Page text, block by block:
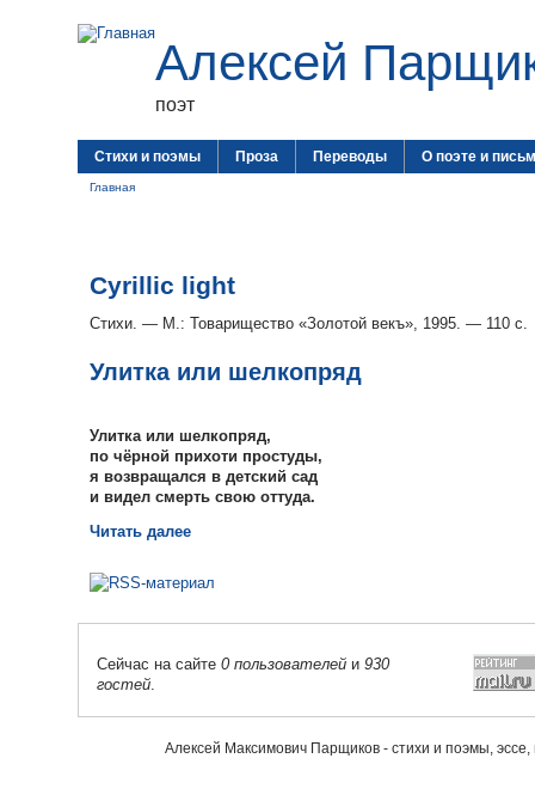
Алексей
поэт
Стихи и поэмы Проза Переводы О поэте и
Главная
Cyrillic light
Стихи. — М.: Товарищество «Золотой векъ», 1995. — 110 с.
Улитка или шелкопряд
Улитка или шелкопряд,
по чёрной прихоти простуды,
я возвращался в детский сад
и видел смерть свою оттуда.
Читать далее
Сейчас на сайте 0 пользователей и 930
гостей.
Алексей Максимович Парщиков - стихи и поэмы,